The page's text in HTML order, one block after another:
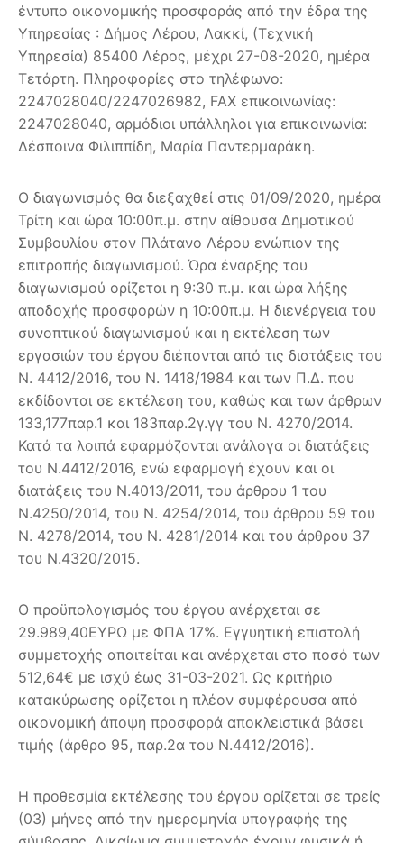
έντυπο οικονομικής προσφοράς από την έδρα της
Υπηρεσίας : Δήμος Λέρου, Λακκί, (Τεχνική
Υπηρεσία) 85400 Λέρος, μέχρι 27-08-2020, ημέρα
Τετάρτη. Πληροφορίες στο τηλέφωνο:
2247028040/2247026982, FAX επικοινωνίας:
2247028040, αρμόδιοι υπάλληλοι για επικοινωνία:
Δέσποινα Φιλιππίδη, Μαρία Παντερμαράκη.
Ο διαγωνισμός θα διεξαχθεί στις 01/09/2020, ημέρα
Τρίτη και ώρα 10:00π.μ. στην αίθουσα Δημοτικού
Συμβουλίου στον Πλάτανο Λέρου ενώπιον της
επιτροπής διαγωνισμού. Ώρα έναρξης του
διαγωνισμού ορίζεται η 9:30 π.μ. και ώρα λήξης
αποδοχής προσφορών η 10:00π.μ. Η διενέργεια του
συνοπτικού διαγωνισμού και η εκτέλεση των
εργασιών του έργου διέπονται από τις διατάξεις του
Ν. 4412/2016, του Ν. 1418/1984 και των Π.Δ. που
εκδίδονται σε εκτέλεση του, καθώς και των άρθρων
133,177παρ.1 και 183παρ.2γ.γγ του Ν. 4270/2014.
Κατά τα λοιπά εφαρμόζονται ανάλογα οι διατάξεις
του Ν.4412/2016, ενώ εφαρμογή έχουν και οι
διατάξεις του Ν.4013/2011, του άρθρου 1 του
Ν.4250/2014, του Ν. 4254/2014, του άρθρου 59 του
Ν. 4278/2014, του Ν. 4281/2014 και του άρθρου 37
του Ν.4320/2015.
Ο προϋπολογισμός του έργου ανέρχεται σε
29.989,40ΕΥΡΩ με ΦΠΑ 17%. Εγγυητική επιστολή
συμμετοχής απαιτείται και ανέρχεται στο ποσό των
512,64€ με ισχύ έως 31-03-2021. Ως κριτήριο
κατακύρωσης ορίζεται η πλέον συμφέρουσα από
οικονομική άποψη προσφορά αποκλειστικά βάσει
τιμής (άρθρο 95, παρ.2α του Ν.4412/2016).
Η προθεσμία εκτέλεσης του έργου ορίζεται σε τρείς
(03) μήνες από την ημερομηνία υπογραφής της